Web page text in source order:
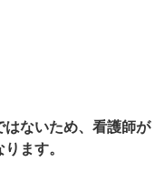
ないため、看護師が
ます。